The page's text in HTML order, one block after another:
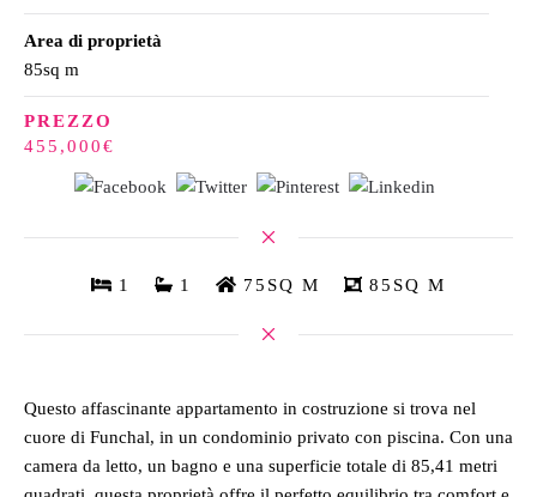
Area di proprietà
85sq m
PREZZO
455,000€
1 1 75SQ M 85SQ M
Questo affascinante appartamento in costruzione si trova nel
cuore di Funchal, in un condominio privato con piscina. Con una
camera da letto, un bagno e una superficie totale di 85,41 metri